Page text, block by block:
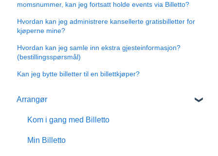
momsnummer, kan jeg fortsatt holde events via Billetto?
Hvordan kan jeg administrere kansellerte gratisbilletter for
kjøperne mine?
Hvordan kan jeg samle inn ekstra gjesteinformasjon?
(bestillingsspørsmål)
Kan jeg bytte billetter til en billettkjøper?
Arrangør
Kom i gang med Billetto
Min Billetto